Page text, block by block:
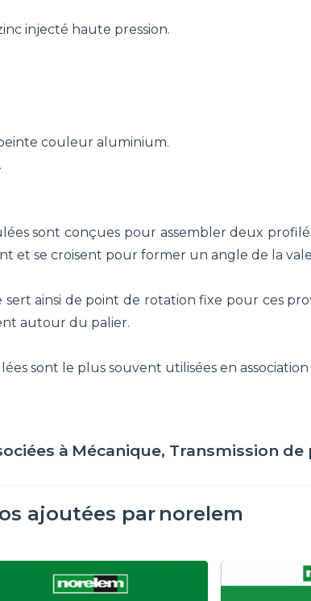
injecté haute pression.
couleur aluminium.
sont conçues pour assembler deux
et se croisent pour former un angle de la
ainsi de point de rotation fixe pour ces
autour du palier.
sont le plus souvent utilisées en
à Mécanique, Transmission de
ajoutées par norelem